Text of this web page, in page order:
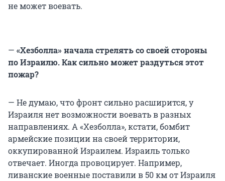
не может воевать.
— «Хезболла» начала стрелять со своей стороны
по Израилю. Как сильно может раздуться этот
пожар?
— Не думаю, что фронт сильно расширится, у
Израиля нет возможности воевать в разных
направлениях. А «Хезболла», кстати, бомбит
армейские позиции на своей территории,
оккупированной Израилем. Израиль только
отвечает. Иногда провоцирует. Например,
ливанские военные поставили в 50 км от Израиля